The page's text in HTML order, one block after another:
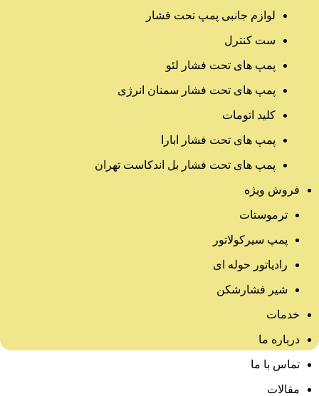
لوازم جانبی پمپ تحت فشار
ست کنترل
پمپ های تحت فشار لئو
پمپ های تحت فشار سمنان انرژی
کلید اتومات
پمپ های تحت فشار ابارا
پمپ های تحت فشار بل اندکاست تهران
فروش ویژه
ترموستات
پمپ سیرکولاتور
رادیاتور حوله ای
شیر فشارشکن
خدمات
درباره ما
تماس با ما
مقالات